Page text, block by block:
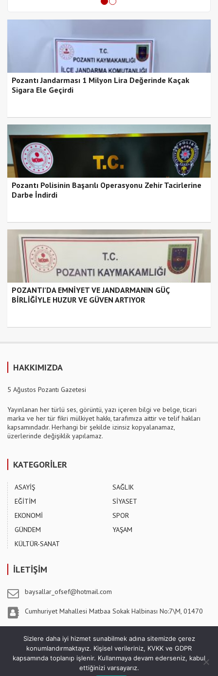
Pozantı Jandarması 1 Milyon Lira Değerinde Kaçak
Sigara Ele Geçirdi
Pozantı Polisinin Başarılı Operasyonu Zehir Tacirlerine
Darbe İndirdi
POZANTI’DA EMNİYET VE JANDARMANIN GÜÇ
BİRLİĞİYLE HUZUR VE GÜVEN ARTIYOR
HAKKIMIZDA
5 Ağustos Pozantı Gazetesi
Yayınlanan her türlü ses, görüntü, yazı içeren bilgi ve belge, ticari
marka ve her tür fikri mülkiyet hakkı, tarafımıza aittir ve telif hakları
kapsamındadır. Herhangi bir şekilde izinsiz kopyalanamaz,
üzerlerinde değişiklik yapılamaz.
KATEGORİLER
ASAYİŞ
EĞİTİM
EKONOMİ
GÜNDEM
KÜLTÜR-SANAT
SAĞLIK
SİYASET
SPOR
YAŞAM
İLETİŞİM
baysallar_ofsef@hotmail.com
Cumhuriyet Mahallesi Matbaa Sokak Halbinası No:7\M, 01470
5 Ağustos Gazetesi - Copyright © 2026
Sizlere daha iyi hizmet sunabilmek adına sitemizde çerez
konumlandırmaktayız. Kişisel verileriniz, KVKK ve GDPR
kapsamında toplanıp işlenir. Kullanmaya devam ederseniz, kabul
ettiğinizi varsayarız.